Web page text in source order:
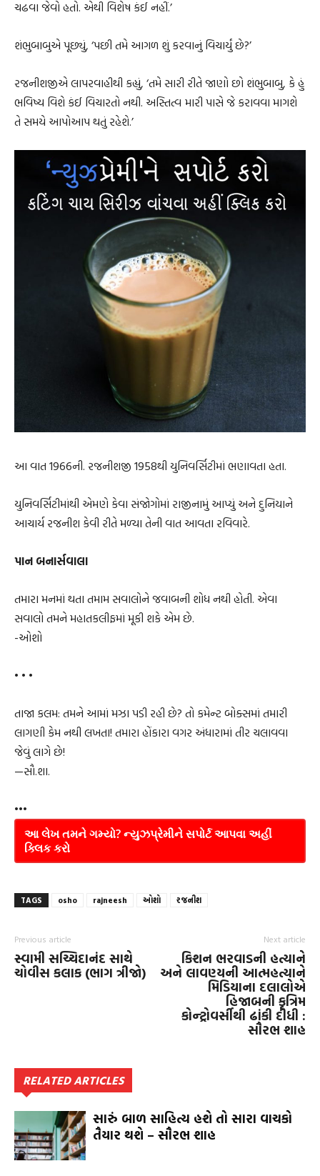
ચઢવા જેવો હતો. એથી વિશેષ કંઈ નહીં.’
શંભુબાબુએ પૂછ્યું, ‘પછી તમે આગળ શું કરવાનું વિચાર્યું છે?’
રજનીશજીએ લાપરવાહીથી કહ્યું, ‘તમે સારી રીતે જાણો છો શંભુબાબુ, કે હું
ભવિષ્ય વિશે કંઈ વિચારતો નથી. અસ્તિત્વ મારી પાસે જે કરાવવા માગશે
તે સમયે આપોઆપ થતું રહેશે.’
આ વાત 1966ની. રજનીશજી 1958થી યુનિવર્સિટીમાં ભણાવતા હતા.
યુનિવર્સિટીમાંથી એમણે કેવા સંજોગોમાં રાજીનામું આપ્યું અને દુનિયાને
આચાર્ય રજનીશ કેવી રીતે મળ્યા તેની વાત આવતા રવિવારે.
પાન બનાર્સવાલા
તમારા મનમાં થતા તમામ સવાલોને જવાબની શોધ નથી હોતી. એવા
સવાલો તમને મહાતકલીફમાં મૂકી શકે એમ છે.
-ઓશો
• • •
તાજા કલમ: તમને આમાં મઝા પડી રહી છે? તો કમેન્ટ બોક્સમાં તમારી
લાગણી કેમ નથી લખતા! તમારા હોંકારા વગર અંધારામાં તીર ચલાવવા
જેવું લાગે છે!
—સૌ.શા.
•••
આ લેખ તમને ગમ્યો? ન્યુઝપ્રેમીને સપોર્ટ આપવા અહીં
ક્લિક કરો
TAGS osho rajneesh ઓશો રજનીશ
Previous article
સ્વામી સચ્ચિદાનંદ સાથે
ચોવીસ કલાક (ભાગ ત્રીજો)
Next article
કિશન ભરવાડની હત્યાને
અને લાવણ્યની આત્મહત્યાને
મિડિયાના દલાલોએ
હિજાબની કૃત્રિમ
કોન્ટ્રોવર્સીથી ઢાંકી દીધી :
સૌરભ શાહ
RELATED ARTICLES
સારું બાળ સાહિત્ય હશે તો સારા વાચકો
તૈયાર થશે – સૌરભ શાહ